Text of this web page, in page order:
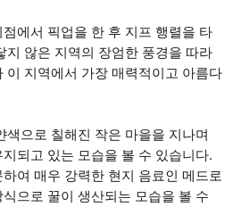
에서 픽업을 한 후 지프 행렬을 타
지 않은 지역의 장엄한 풍경을 따라
이 지역에서 가장 매력적이고 아름다
색으로 칠해진 작은 마을을 지나며
되고 있는 모습을 볼 수 있습니다.
여 매우 강력한 현지 음료인 메드로
으로 꿀이 생산되는 모습을 볼 수